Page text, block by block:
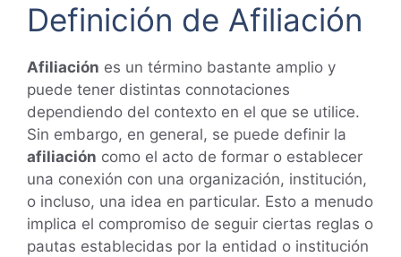
Definición de Afiliación
Afiliación es un término bastante amplio y
puede tener distintas connotaciones
dependiendo del contexto en el que se utilice.
Sin embargo, en general, se puede definir la
afiliación como el acto de formar o establecer
una conexión con una organización, institución,
o incluso, una idea en particular. Esto a menudo
implica el compromiso de seguir ciertas reglas o
pautas establecidas por la entidad o institución